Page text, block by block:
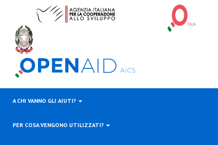
A CHI VANNO GLI AIUTI?
PER COSA VENGONO UTILIZZATI?